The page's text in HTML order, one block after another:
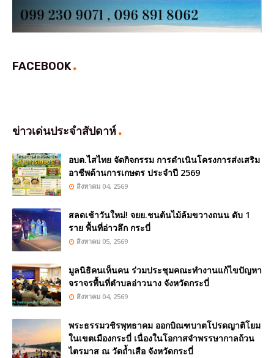
FACEBOOK
ข่าวเด่นประจำสัปดาห์
อบต.ไสไทย จัดกิจกรรม การดำเนินโครงการส่งเสริม
อาชีพด้านการเกษตร ประจำปี 2569
สิงหาคม 04, 2569
สลดเช้าวันใหม่! จยย.ชนต้นไม้ล้มขวางถนน ดับ 1
ราย พื้นที่อ่าวลึก กระบี่
สิงหาคม 05, 2569
มูลนิธิคนเห็นคน ร่วมประชุมคณะทำงานแก้ไขปัญหา
จราจรพื้นที่ตำบลอ่าวนาง จังหวัดกระบี่
สิงหาคม 04, 2569
พระธรรมวชิรพุทธาคม ออกบิณฑบาตโปรดญาติโยม
ในเขตเมืองกระบี่ เนื่องในโอกาสจำพรรษากาลถ้วน
ไตรมาส ณ วัดถ้ำเสือ จังหวัดกระบี่